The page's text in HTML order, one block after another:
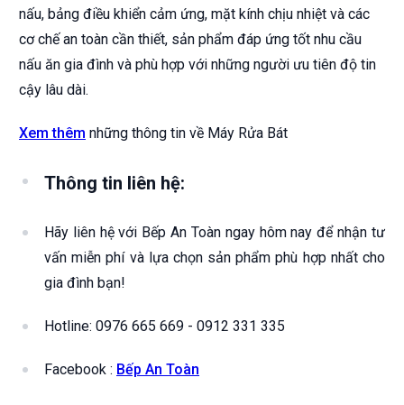
nấu, bảng điều khiển cảm ứng, mặt kính chịu nhiệt và các
cơ chế an toàn cần thiết, sản phẩm đáp ứng tốt nhu cầu
nấu ăn gia đình và phù hợp với những người ưu tiên độ tin
cậy lâu dài.
Xem thêm những thông tin về Máy Rửa Bát
Thông tin liên hệ:
Hãy liên hệ với Bếp An Toàn ngay hôm nay để nhận tư
vấn miễn phí và lựa chọn sản phẩm phù hợp nhất cho
gia đình bạn!
Hotline: 0976 665 669 - 0912 331 335
Facebook : Bếp An Toàn